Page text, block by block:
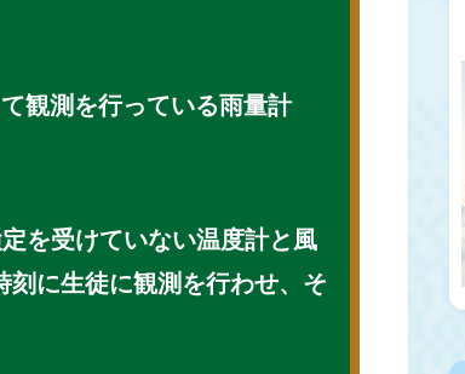
観測を行っている雨量計
を受けていない温度計と風
に生徒に観測を行わせ、そ